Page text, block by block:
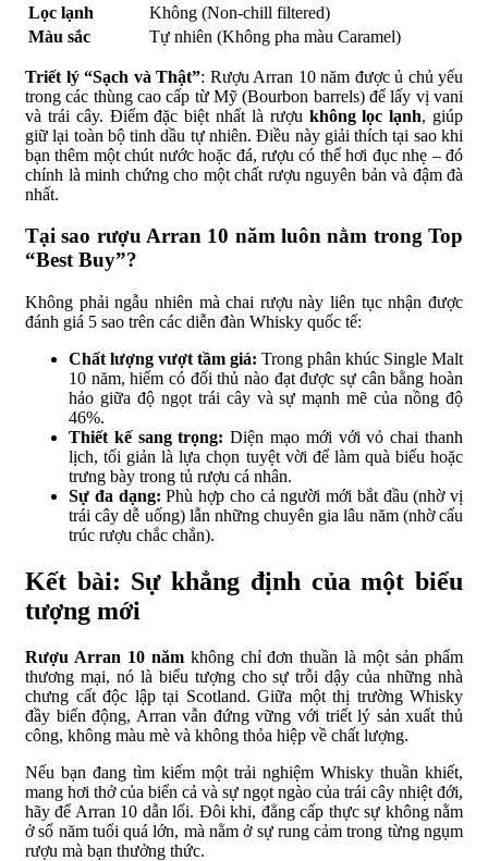
Lọc lạnh
Không (Non-chill filtered)
Màu sắc
Tự nhiên (Không pha màu Caramel)
Triết lý “Sạch và Thật”: Rượu Arran 10 năm được ủ chủ yếu
trong các thùng cao cấp từ Mỹ (Bourbon barrels) để lấy vị vani
và trái cây. Điểm đặc biệt nhất là rượu không lọc lạnh, giúp
giữ lại toàn bộ tinh dầu tự nhiên. Điều này giải thích tại sao khi
bạn thêm một chút nước hoặc đá, rượu có thể hơi đục nhẹ – đó
chính là minh chứng cho một chất rượu nguyên bản và đậm đà
nhất.
Tại sao rượu Arran 10 năm luôn nằm trong Top
“Best Buy”?
Không phải ngẫu nhiên mà chai rượu này liên tục nhận được
đánh giá 5 sao trên các diễn đàn Whisky quốc tế:
Chất lượng vượt tầm giá: Trong phân khúc Single Malt
10 năm, hiếm có đối thủ nào đạt được sự cân bằng hoàn
hảo giữa độ ngọt trái cây và sự mạnh mẽ của nồng độ
46%.
Thiết kế sang trọng:Diện mạo mới với vỏ chai thanh
lịch, tối giản là lựa chọn tuyệt vời để làm quà biếu hoặc
trưng bày trong tủ rượu cá nhân.
Sự đa dạng:Phù hợp cho cả người mới bắt đầu (nhờ vị
trái cây dễ uống) lẫn những chuyên gia lâu năm (nhờ cấu
trúc rượu chắc chắn).
Kết bài: Sự khẳng định của một biểu
tượng mới
Rượu Arran 10 nămkhông chỉ đơn thuần là một sản phẩm
thương mại, nó là biểu tượng cho sự trỗi dậy của những nhà
chưng cất độc lập tại Scotland. Giữa một thị trường Whisky
đầy biến động, Arran vẫn đứng vững với triết lý sản xuất thủ
công, không màu mè và không thỏa hiệp về chất lượng.
Nếu bạn đang tìm kiếm một trải nghiệm Whisky thuần khiết,
mang hơi thở của biển cả và sự ngọt ngào của trái cây nhiệt đới,
hãy để Arran 10 dẫn lối. Đôi khi, đẳng cấp thực sự không nằm
ở số năm tuổi quá lớn, mà nằm ở sự rung cảm trong từng ngụm
rượu mà bạn thưởng thức.